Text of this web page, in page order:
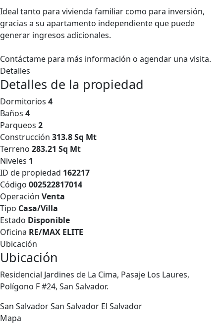
Ideal tanto para vivienda familiar como para inversión,
gracias a su apartamento independiente que puede
generar ingresos adicionales.
Contáctame para más información o agendar una visita.
Detalles
Detalles de la propiedad
Dormitorios 4
Baños 4
Parqueos 2
Construcción 313.8 Sq Mt
Terreno 283.21 Sq Mt
Niveles 1
ID de propiedad 162217
Código 002522817014
Operación Venta
Tipo Casa/Villa
Estado Disponible
Oficina RE/MAX ELITE
Ubicación
Ubicación
Residencial Jardines de La Cima, Pasaje Los Laures,
Polígono F #24, San Salvador.
San SalvadorSan Salvador El Salvador
Mapa